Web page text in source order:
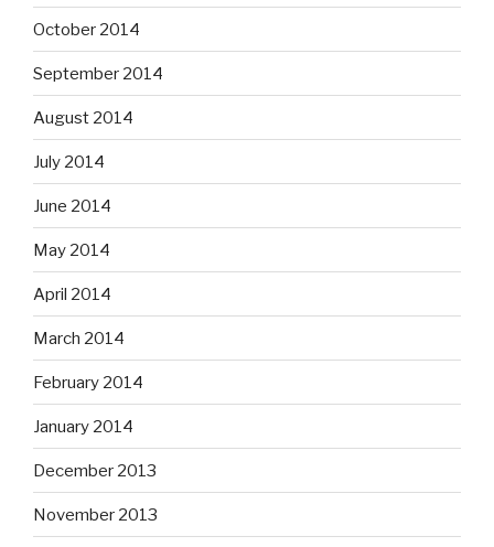
October 2014
September 2014
August 2014
July 2014
June 2014
May 2014
April 2014
March 2014
February 2014
January 2014
December 2013
November 2013